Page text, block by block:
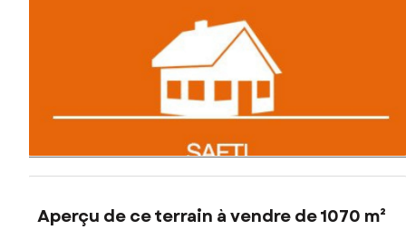
Aperçu de ce terrain à vendre de 1070 m²